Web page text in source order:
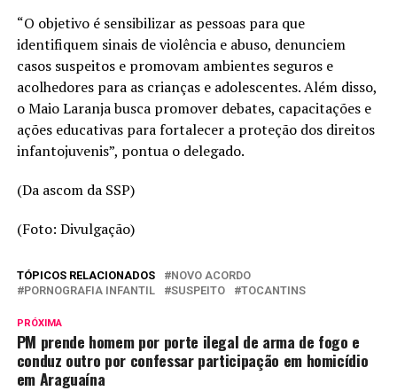
“O objetivo é sensibilizar as pessoas para que
identifiquem sinais de violência e abuso, denunciem
casos suspeitos e promovam ambientes seguros e
acolhedores para as crianças e adolescentes. Além disso,
o Maio Laranja busca promover debates, capacitações e
ações educativas para fortalecer a proteção dos direitos
infantojuvenis”, pontua o delegado.
(Da ascom da SSP)
(Foto: Divulgação)
TÓPICOS RELACIONADOS
NOVO ACORDO
PORNOGRAFIA INFANTIL
SUSPEITO TOCANTINS
PRÓXIMA
PM prende homem por porte ilegal de arma de fogo e
conduz outro por confessar participação em homicídio
em Araguaína